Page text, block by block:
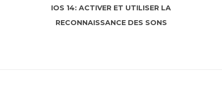
IOS 14: ACTIVER ET UTILISER LA
RECONNAISSANCE DES SONS